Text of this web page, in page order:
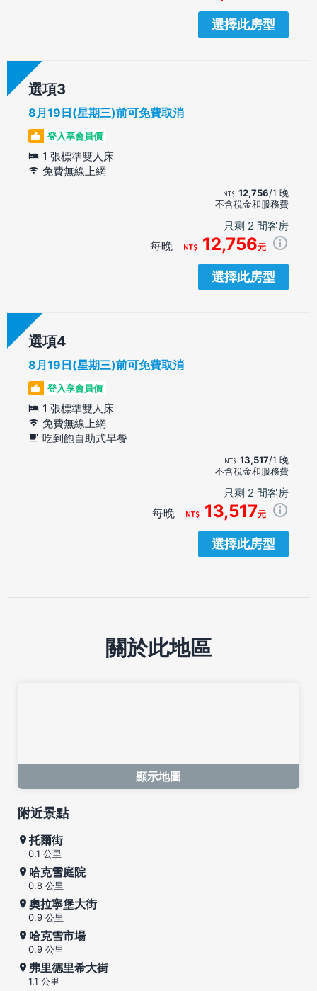
選擇此房型
選項
8月19日(星期三)前可免費取消
登入享會員價
1 張標準雙人床
免費無線上網
12,756/1 晚
不含稅金和服務費
只剩 2 間客房
每晚 12,756元
選擇此房型
選項
8月19日(星期三)前可免費取消
登入享會員價
1 張標準雙人床
免費無線上網
吃到飽自助式早餐
13,517/1 晚
不含稅金和服務費
只剩 2 間客房
每晚 13,517元
選擇此房型
關於此地區
顯示地圖
附近景點
托爾街
0.1 公里
哈克雪庭院
0.8 公里
奧拉寧堡大街
0.9 公里
哈克雪市場
0.9 公里
弗里德里希大街
1.1 公里